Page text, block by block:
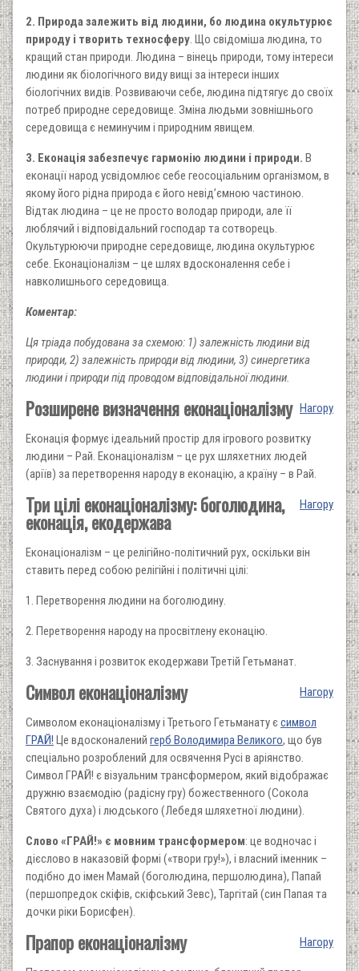
2. Природа залежить від людини, бо людина окультурює
природу і творить техносферу. Що свідоміша людина, то
кращий стан природи. Людина – вінець природи, тому інтереси
людини як біологічного виду вищі за інтереси інших
біологічних видів. Розвиваючи себе, людина підтягує до своїх
потреб природне середовище. Зміна людьми зовнішнього
середовища є неминучим і природним явищем.
3. Еконація забезпечує гармонію людини і природи. В
еконації народ усвідомлює себе геосоціальним організмом, в
якому його рідна природа є його невід’ємною частиною.
Відтак людина – це не просто володар природи, але її
люблячий і відповідальний господар та сотворець.
Окультурюючи природне середовище, людина окультурює
себе. Еконаціоналізм – це шлях вдосконалення себе і
навколишнього середовища.
Коментар:
Ця тріада побудована за схемою: 1) залежність людини від
природи, 2) залежність природи від людини, 3) синергетика
людини і природи під проводом відповідальної людини.
Нагору
Розширене визначення еконаціоналізму
Еконація формує ідеальний простір для ігрового розвитку
людини – Рай. Еконаціоналізм – це рух шляхетних людей
(аріїв) за перетворення народу в еконацію, а країну – в Рай.
Нагору
Три цілі еконаціоналізму: боголюдина,
еконація, екодержава
Еконаціоналізм – це релігійно-політичний рух, оскільки він
ставить перед собою релігійні і політичні цілі:
1. Перетворення людини на боголюдину.
2. Перетворення народу на просвітлену еконацію.
3. Заснування і розвиток екодержави Третій Гетьманат.
Нагору
Символ еконаціоналізму
Символом еконаціоналізму і Третього Гетьманату єсимвол
ГРАЙ! Це вдосконалений герб Володимира Великого, що був
спеціально розроблений для освячення Русі в аріянство.
Символ ГРАЙ! є візуальним трансформером, який відображає
дружню взаємодію (радісну гру) божественного (Сокола
Святого духа) і людського (Лебедя шляхетної людини).
Слово «ГРАЙ!» є мовним трансформером: це водночас і
дієслово в наказовій формі («твори гру!»), і власний іменник –
подібно до імен Мамай (боголюдина, першолюдина), Папай
(першопредок скіфів, скіфський Зевс), Таргітай (син Папая та
дочки ріки Борисфен).
Нагору
Прапор еконаціоналізму